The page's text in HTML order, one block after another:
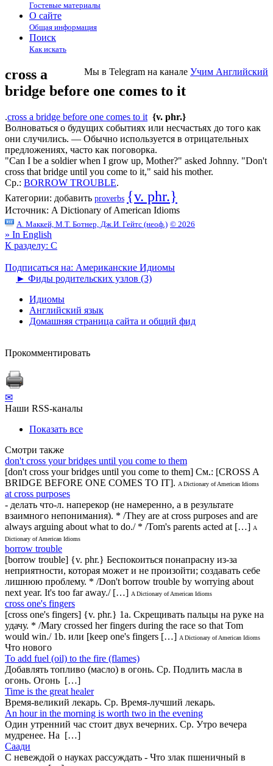
Гостевые материалы
О сайте
Общая информация
Поиск
Как искать
Мы в Telegram на канале Учим Английский
cross a
bridge before one comes to it
.cross a bridge before one comes to it {v. phr.}
Волноваться о будущих событиях или несчастьях до того как
они случились. — Обычно используется в отрицательных
предложениях, часто как поговорка.
"Can I be a soldier when I grow up, Mother?" asked Johnny. "Don't
cross that bridge until you come to it," said his mother.
Ср.: BORROW TROUBLE.
Категории: добавить proverbs {v. phr.}
Источник: A Dictionary of American Idioms
А. Маккей, М.Т. Ботнер, Дж.И. Гейтс (неоф.) © 2026
» In English
К разделу: C
Подписаться на: Американские Идиомы
► Фиды родительских узлов (3)
Идиомы
Английский язык
Домашняя страница сайта и общий фид
Прокомментировать
✉
Наши RSS-каналы
Показать все
Смотри также
don't cross your bridges until you come to them
[don't cross your bridges until you come to them] См.: [CROSS A
BRIDGE BEFORE ONE COMES TO IT]. A Dictionary of American Idioms
at cross purposes
- делать что-л. наперекор (не намеренно, а в результате
взаимного непонимания). * /They are at cross purposes and are
always arguing about what to do./ * /Tom's parents acted at […] A
Dictionary of American Idioms
borrow trouble
[borrow trouble] {v. phr.} Беспокоиться понапрасну из-за
неприятности, которая может и не произойти; создавать себе
лишнюю проблему. * /Don't borrow trouble by worrying about
next year. It's too far away./ […] A Dictionary of American Idioms
cross one's fingers
[cross one's fingers] {v. phr.} 1a. Скрещивать пальцы на руке на
удачу. * /Mary crossed her fingers during the race so that Tom
would win./ 1b. или [keep one's fingers […] A Dictionary of American Idioms
Что нового
То add fuel (oil) to the fire (flames)
Добавлять топливо (масло) в огонь. Ср. Подлить масла в
огонь. Огонь […]
Time is the great healer
Время-великий лекарь. Ср. Время-лучший лекарь.
An hour in the morning is worth two in the evening
Один утренний час стоит двух вечерних. Ср. Утро вечера
мудренее. На […]
Саади
С невеждой о науках рассуждать - Что злак пшеничный в